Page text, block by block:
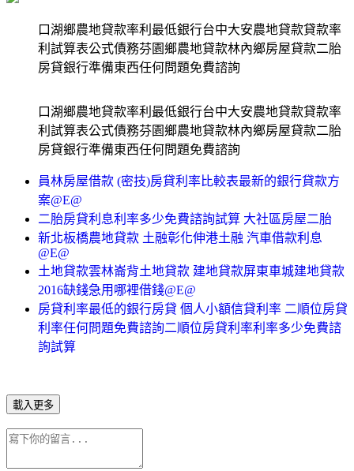
口湖鄉農地貸款率利最低銀行台中大安農地貸款貸款率
利試算表公式債務芬園鄉農地貸款林內鄉房屋貸款二胎
房貸銀行準備東西任何問題免費諮詢
口湖鄉農地貸款率利最低銀行台中大安農地貸款貸款率
利試算表公式債務芬園鄉農地貸款林內鄉房屋貸款二胎
房貸銀行準備東西任何問題免費諮詢
員林房屋借款 (密技)房貸利率比較表最新的銀行貸款方
案@E@
二胎房貸利息利率多少免費諮詢試算 大社區房屋二胎
新北板橋農地貸款 土融彰化伸港土融 汽車借款利息
@E@
土地貸款雲林崙背土地貸款 建地貸款屏東車城建地貸款
2016缺錢急用哪裡借錢@E@
房貸利率最低的銀行房貸 個人小額信貸利率 二順位房貸
利率任何問題免費諮詢二順位房貸利率利率多少免費諮
詢試算
載入更多